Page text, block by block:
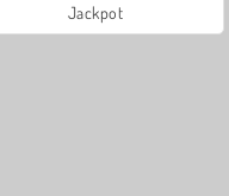
Jackpot